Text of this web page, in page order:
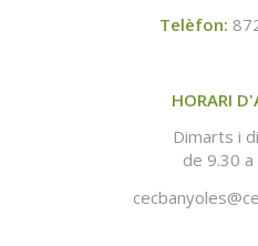
Telèfon:
HORARI
Dimarts i
de 9.30 a